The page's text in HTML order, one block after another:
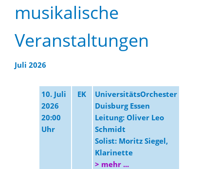
musikalische
Veranstaltungen
Juli 2026
10. Juli
2026
20:00
Uhr
EK
UniversitätsOrchester
Duisburg Essen
Leitung: Oliver Leo
Schmidt
Solist: Moritz Siegel,
Klarinette
> mehr ...